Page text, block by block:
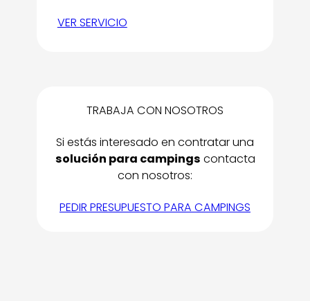
VER SERVICIO
TRABAJA CON NOSOTROS
Si estás interesado en contratar una
solución para campings contacta
con nosotros:
PEDIR PRESUPUESTO PARA CAMPINGS